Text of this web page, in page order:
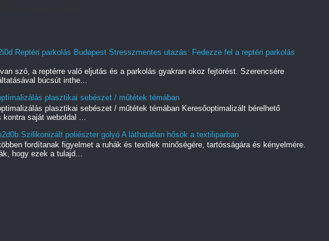
Reptéri parkolás Budapest Stresszmentes utazás: Fedezze fel a reptéri parkolás
szó, a reptérre való eljutás és a parkolás gyakran okoz fejtörést. Szerencsére
búcsút inthe...
plasztikai sebészet / műtétek témában
plasztikai sebészet / műtétek témában Keresőoptimalizált bérelhető
saját weboldal ...
Szilikonizált poliészter golyó A láthatatlan hősök a textiliparban
fordítanak figyelmet a ruhák és textilek minőségére, tartósságára és kényelmére.
hogy ezek a tulajd...